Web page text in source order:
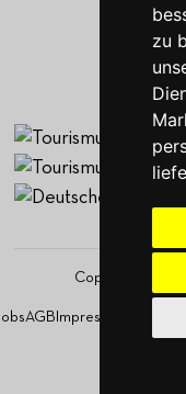
zu
Copyright by im-
AGB Impressum